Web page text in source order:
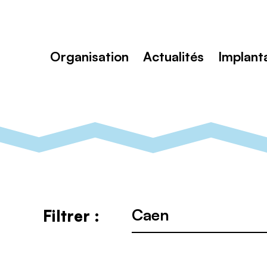
Organisation Actualités
Filtrer :
Ville
: